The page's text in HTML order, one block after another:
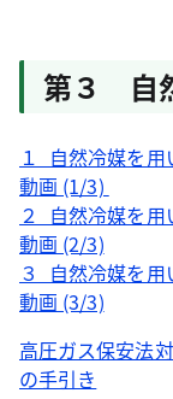
第３ 自
１_自然冷媒を
動画 (1/3)
２_自然冷媒を
動画 (2/3)
３_自然冷媒を
動画 (3/3)
高圧ガス保安法
の手引き